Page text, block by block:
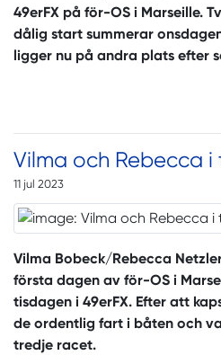
49erFX på för-OS i Marseille.
dålig start summerar
ligger nu på andra plats efter
Vilma och Rebecca
11 jul 2023
Vilma Bobeck/Rebecca
första dagen av för-OS i
tisdagen i 49erFX. Efter att
de ordentlig fart i båten och
tredje racet.